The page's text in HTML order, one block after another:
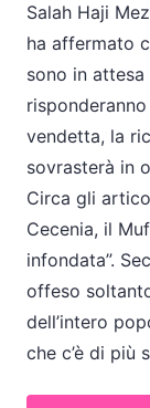
Salah Haji
ha affermato
sono in attesa
vendetta, la
sovrasterà in
Circa gli
Cecenia, il
infondata”.
offeso
dell’intero
che c’è di più